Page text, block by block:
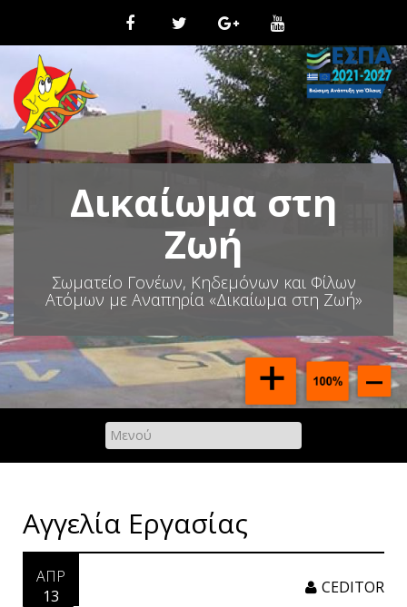
τ
η
σ
τ
ο
π
ε
ρ
χ
ό
μ
ε
ν
ο
Δικαίωμα στη
Ζωή
Σωματείο Γονέων, Κηδεμόνων και Φίλων
Ατόμων με Αναπηρία «Δικαίωμα στη Ζωή»
Αγγελία Εργασίας
ΑΠΡ
13
CEDITOR